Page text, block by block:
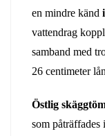
en mindre känd
vattendrag
samband med
26 centimeter
Östlig
som påträffades